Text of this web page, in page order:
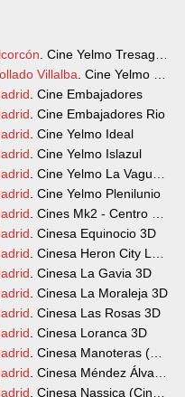
Cancelas
Juan
. Cine Yelmo Tresaguas
Villalba . Cine Yelmo
. Cine Embajadores
. Cine Embajadores Rio
. Cine Yelmo Ideal
. Cine Yelmo Islazul
. Cine Yelmo La Vaguada
. Cine Yelmo Plenilunio
. Cines Mk2 - Centro
. Cinesa Equinocio 3D
. Cinesa Heron City Las
. Cinesa La Gavia 3D
. Cinesa La Moraleja 3D
. Cinesa Las Rosas 3D
. Cinesa Loranca 3D
. Cinesa Manoteras (Cine
. Cinesa Méndez Álvaro
. Cinesa Nassica (Ciné